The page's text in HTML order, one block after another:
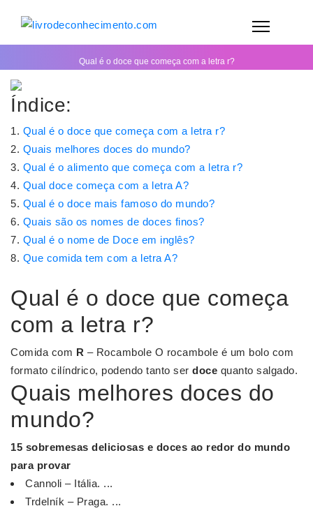
Qual é o doce que começa com a letra r?
Índice:
Qual é o doce que começa com a letra r?
Quais melhores doces do mundo?
Qual é o alimento que começa com a letra r?
Qual doce começa com a letra A?
Qual é o doce mais famoso do mundo?
Quais são os nomes de doces finos?
Qual é o nome de Doce em inglês?
Que comida tem com a letra A?
Qual é o doce que começa
com a letra r?
Comida com R – Rocambole O rocambole é um bolo com
formato cilíndrico, podendo tanto ser doce quanto salgado.
Quais melhores doces do
mundo?
15 sobremesas deliciosas e doces ao redor do mundo
para provar
Cannoli – Itália. ...
Trdelník – Praga. ...